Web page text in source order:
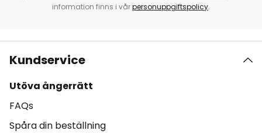
information finns i vårpersonuppgiftspolicy.
Kundservice
Utöva ångerrätt
FAQs
Spåra din beställning